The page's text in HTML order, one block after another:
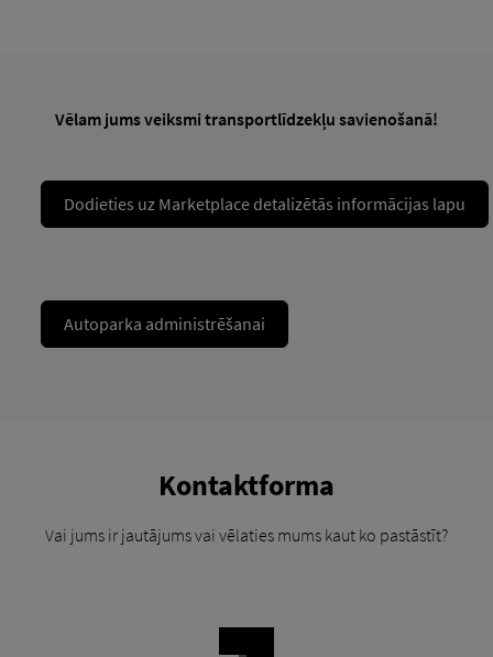
Vēlam jums veiksmi transportlīdzekļu savienošanā!
Dodieties uz Marketplace detalizētās informācijas lapu
Autoparka administrēšanai
Kontaktforma
Vai jums ir jautājums vai vēlaties mums kaut ko pastāstīt?